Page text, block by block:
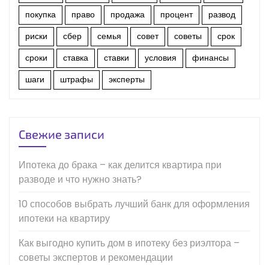
покупка
право продажа процент
развод
риски
сбер семья совет советы
срок
сроки
ставка ставки условия
финансы
шаги
штрафы эксперты
Свежие записи
Ипотека до брака – как делится квартира при
разводе и что нужно знать?
10 способов выбрать лучший банк для оформления
ипотеки на квартиру
Как выгодно купить дом в ипотеку без риэлтора –
советы экспертов и рекомендации